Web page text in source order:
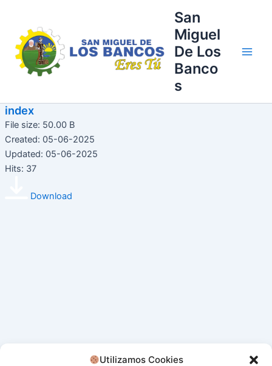
Utilizamos Cookies
contenido
San
Miguel
De Los
Banco
s
index
File size: 50.00 B
Created: 05-06-2025
Updated: 05-06-2025
Hits: 37
Download